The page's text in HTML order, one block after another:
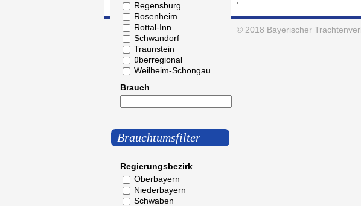
Regensburg
Rosenheim
Rottal-Inn
Schwandorf
Traunstein
überregional
Weilheim-Schongau
Brauch
Brauchtumsfilter
Regierungsbezirk
Oberbayern
Niederbayern
Schwaben
© 2018 Bayerischer